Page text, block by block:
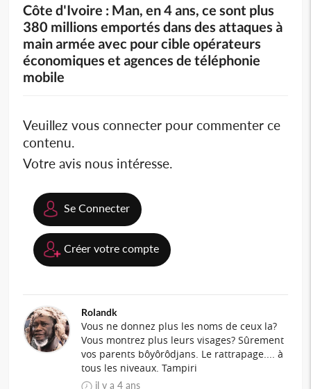
Côte d'Ivoire : Man, en 4 ans, ce sont plus
380 millions emportés dans des attaques à
main armée avec pour cible opérateurs
économiques et agences de téléphonie
mobile
Veuillez vous connecter pour commenter ce
contenu.
Votre avis nous intéresse.
Se Connecter
Créer votre compte
Rolandk
Vous ne donnez plus les noms de ceux la?
Vous montrez plus leurs visages? Sûrement
vos parents bôyôrôdjans. Le rattrapage.... à
tous les niveaux. Tampiri
il y a 4 ans